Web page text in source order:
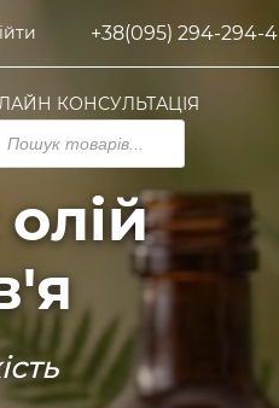
+38(095) 294-294-4
КОНСУЛЬТАЦІЯ